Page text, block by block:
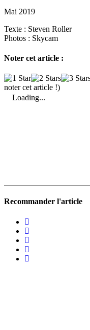
Mai 2019
Texte : Steven Roller
Photos : Skycam
Noter cet article :
noter cet article !)
Loading...
Recommander l'article